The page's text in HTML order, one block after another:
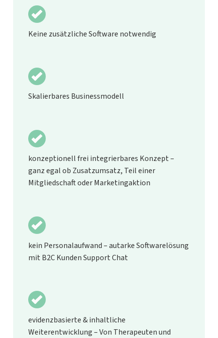
Keine zusätzliche Software notwendig
Skalierbares Businessmodell
konzeptionell frei integrierbares Konzept –
ganz egal ob Zusatzumsatz, Teil einer
Mitgliedschaft oder Marketingaktion
kein Personalaufwand – autarke Softwarelösung
mit B2C Kunden Support Chat
evidenzbasierte & inhaltliche
Weiterentwicklung – Von Therapeuten und